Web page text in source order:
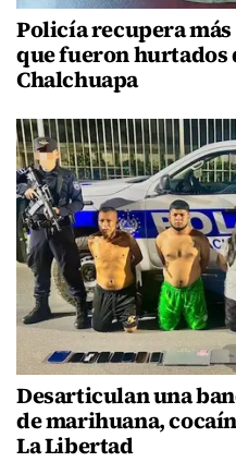
Policía recupera más
que fueron hurtados
Chalchuapa
Desarticulan una
de marihuana,
La Libertad